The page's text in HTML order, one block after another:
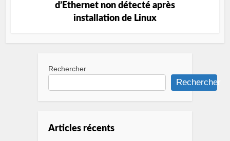
d’Ethernet non détecté après
installation de Linux
Rechercher
Rechercher
Articles récents